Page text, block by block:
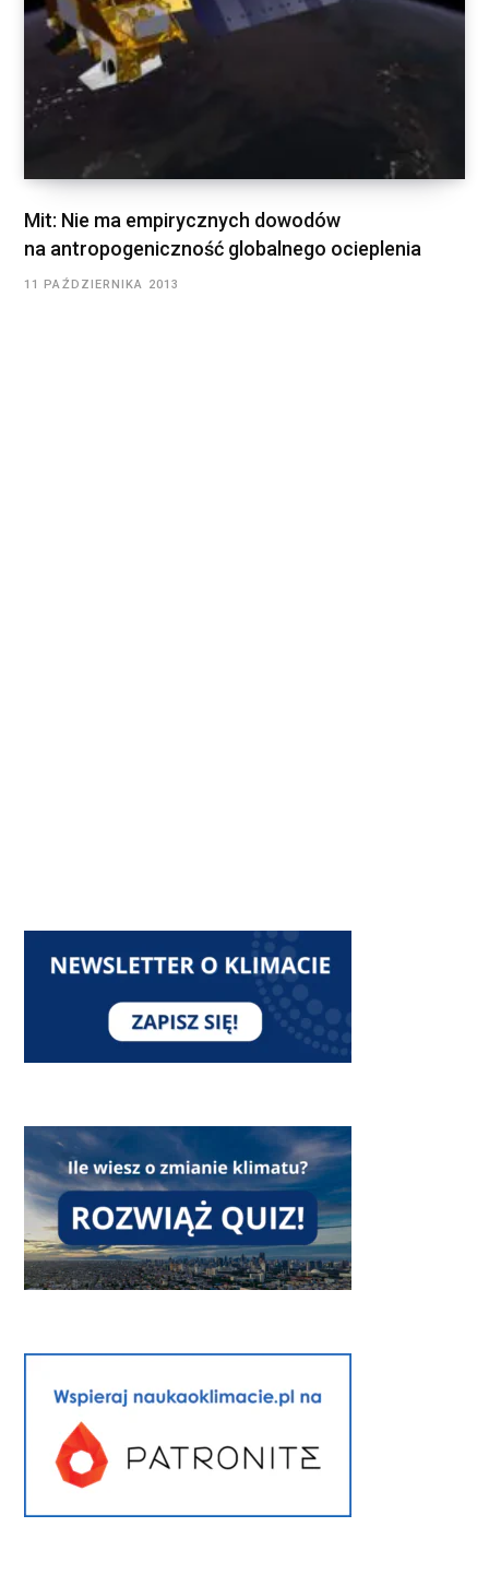
Mit: Nie ma empirycznych dowodów
na antropogeniczność globalnego ocieplenia
11 PAŹDZIERNIKA 2013